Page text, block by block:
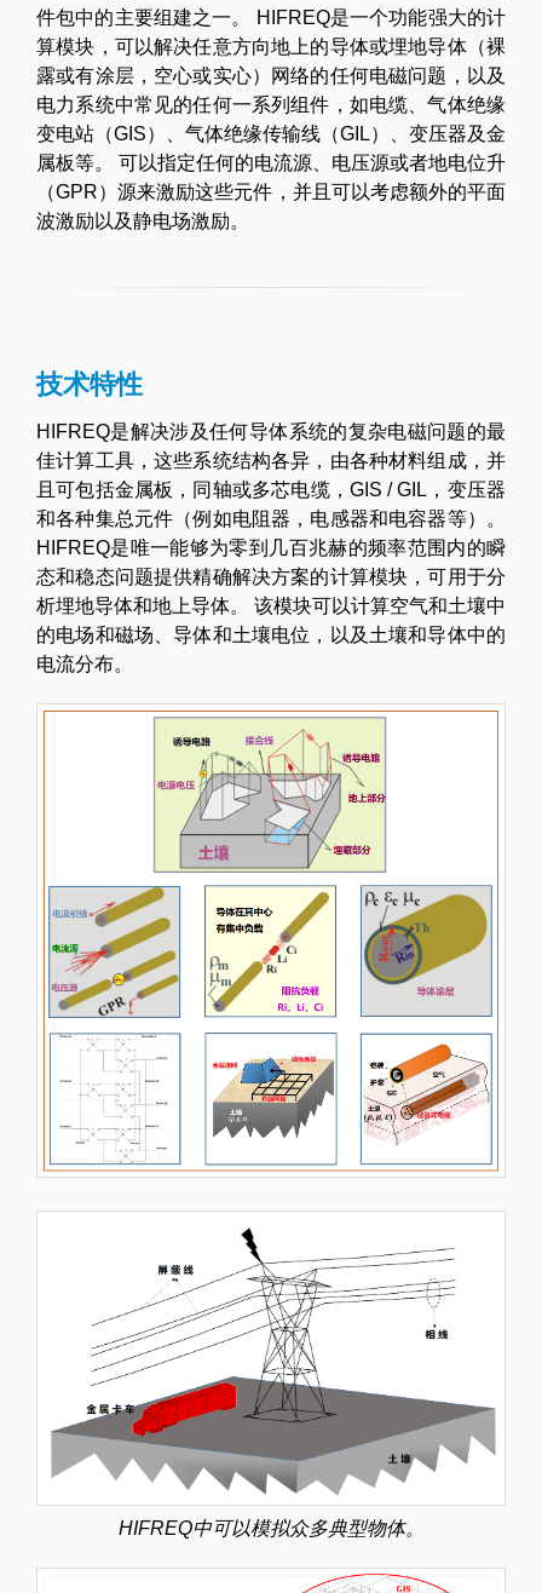
件包中的主要组建之一。 HIFREQ是一个功能强大的计
算模块，可以解决任意方向地上的导体或埋地导体（裸
露或有涂层，空心或实心）网络的任何电磁问题，以及
电力系统中常见的任何一系列组件，如电缆、气体绝缘
变电站（GIS）、气体绝缘传输线（GIL）、变压器及金
属板等。 可以指定任何的电流源、电压源或者地电位升
（GPR）源来激励这些元件，并且可以考虑额外的平面
波激励以及静电场激励。
技术特性
HIFREQ是解决涉及任何导体系统的复杂电磁问题的最
佳计算工具，这些系统结构各异，由各种材料组成，并
且可包括金属板，同轴或多芯电缆，GIS / GIL，变压器
和各种集总元件（例如电阻器，电感器和电容器等）。
HIFREQ是唯一能够为零到几百兆赫的频率范围内的瞬
态和稳态问题提供精确解决方案的计算模块，可用于分
析埋地导体和地上导体。 该模块可以计算空气和土壤中
的电场和磁场、导体和土壤电位，以及土壤和导体中的
电流分布。
HIFREQ中可以模拟众多典型物体。